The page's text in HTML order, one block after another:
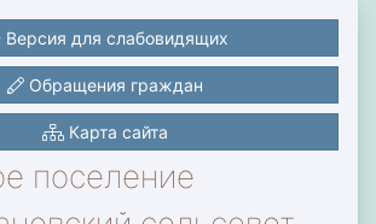
поселение
Версия для слабовидящих
Обращения граждан
Карта сайта